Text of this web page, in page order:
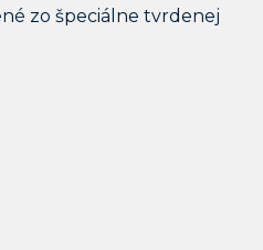
zo špeciálne tvrdenej